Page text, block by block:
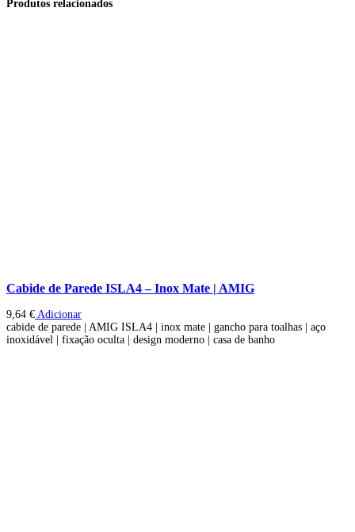
Produtos relacionados
Cabide de Parede ISLA4 – Inox Mate | AMIG
9,64 € Adicionar
cabide de parede | AMIG ISLA4 | inox mate | gancho para toalhas | aço
inoxidável | fixação oculta | design moderno | casa de banho